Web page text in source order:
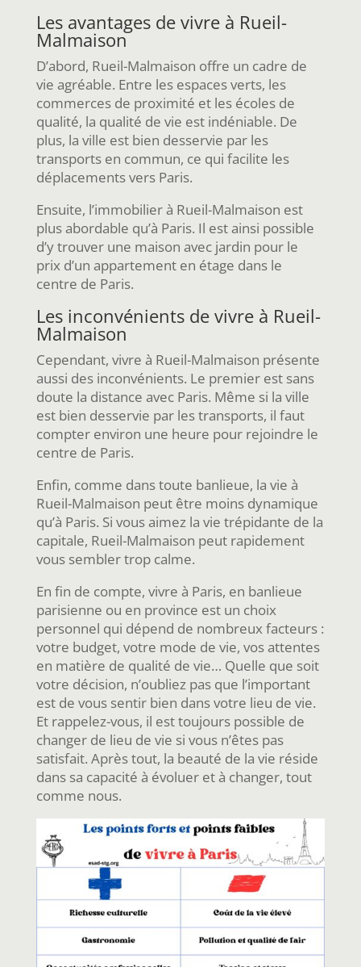
Les avantages de vivre à Rueil-
Malmaison
D’abord, Rueil-Malmaison offre un cadre de
vie agréable. Entre les espaces verts, les
commerces de proximité et les écoles de
qualité, la qualité de vie est indéniable. De
plus, la ville est bien desservie par les
transports en commun, ce qui facilite les
déplacements vers Paris.
Ensuite, l’immobilier à Rueil-Malmaison est
plus abordable qu’à Paris. Il est ainsi possible
d’y trouver une maison avec jardin pour le
prix d’un appartement en étage dans le
centre de Paris.
Les inconvénients de vivre à Rueil-
Malmaison
Cependant, vivre à Rueil-Malmaison présente
aussi des inconvénients. Le premier est sans
doute la distance avec Paris. Même si la ville
est bien desservie par les transports, il faut
compter environ une heure pour rejoindre le
centre de Paris.
Enfin, comme dans toute banlieue, la vie à
Rueil-Malmaison peut être moins dynamique
qu’à Paris. Si vous aimez la vie trépidante de la
capitale, Rueil-Malmaison peut rapidement
vous sembler trop calme.
En fin de compte, vivre à Paris, en banlieue
parisienne ou en province est un choix
personnel qui dépend de nombreux facteurs :
votre budget, votre mode de vie, vos attentes
en matière de qualité de vie… Quelle que soit
votre décision, n’oubliez pas que l’important
est de vous sentir bien dans votre lieu de vie.
Et rappelez-vous, il est toujours possible de
changer de lieu de vie si vous n’êtes pas
satisfait. Après tout, la beauté de la vie réside
dans sa capacité à évoluer et à changer, tout
comme nous.